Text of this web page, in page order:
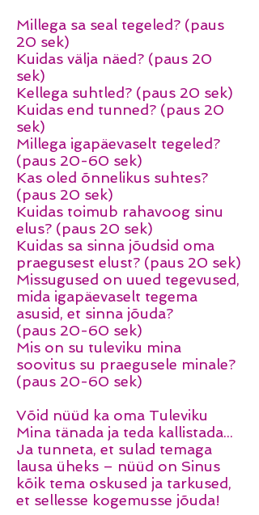
Millega sa seal tegeled? (paus
20 sek)
Kuidas välja näed? (paus 20
sek)
Kellega suhtled? (paus 20 sek)
Kuidas end tunned? (paus 20
sek)
Millega igapäevaselt tegeled?
(paus 20-60 sek)
Kas oled õnnelikus suhtes?
(paus 20 sek)
Kuidas toimub rahavoog sinu
elus? (paus 20 sek)
Kuidas sa sinna jõudsid oma
praegusest elust? (paus 20 sek)
Missugused on uued tegevused,
mida igapäevaselt tegema
asusid, et sinna jõuda?
(paus 20-60 sek)
Mis on su tuleviku mina
soovitus su praegusele minale?
(paus 20-60 sek)
Võid nüüd ka oma Tuleviku
Mina tänada ja teda kallistada...
Ja tunneta, et sulad temaga
lausa üheks – nüüd on Sinus
kõik tema oskused ja tarkused,
et sellesse kogemusse jõuda!